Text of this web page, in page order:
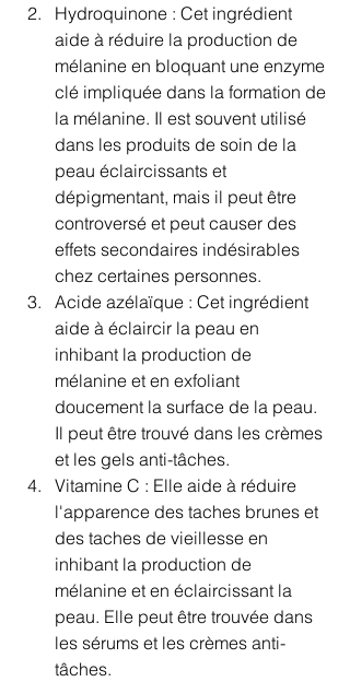
Hydroquinone : Cet ingrédient
aide à réduire la production de
mélanine en bloquant une enzyme
clé impliquée dans la formation de
la mélanine. Il est souvent utilisé
dans les produits de soin de la
peau éclaircissants et
dépigmentant, mais il peut être
controversé et peut causer des
effets secondaires indésirables
chez certaines personnes.
Acide azélaïque : Cet ingrédient
aide à éclaircir la peau en
inhibant la production de
mélanine et en exfoliant
doucement la surface de la peau.
Il peut être trouvé dans les crèmes
et les gels anti-tâches.
Vitamine C : Elle aide à réduire
l'apparence des taches brunes et
des taches de vieillesse en
inhibant la production de
mélanine et en éclaircissant la
peau. Elle peut être trouvée dans
les sérums et les crèmes anti-
tâches.